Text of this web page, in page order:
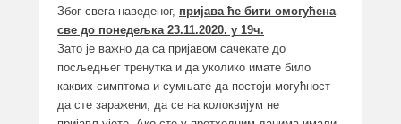
Због свега наведеног, пријава ће бити омогућена
све до понедељка 23.11.2020. у 19ч.
Зато је важно да са пријавом сачекате до
посљедњег тренутка и да уколико имате било
каквих симптома и сумњате да постоји могућност
да сте заражени, да се на колоквијум не